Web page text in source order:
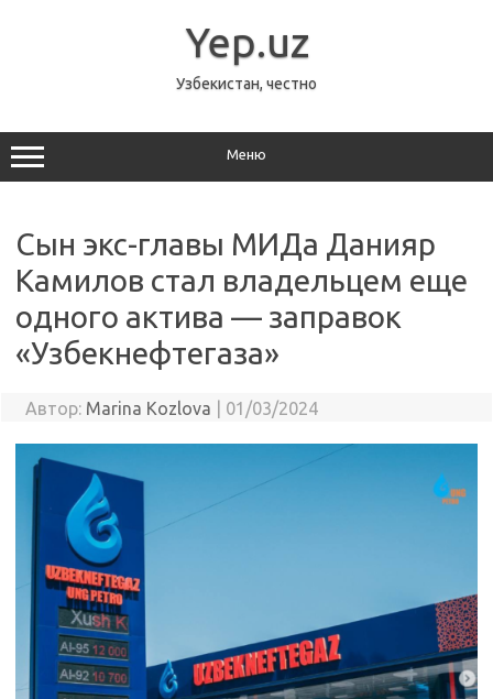
Yep.uz
Узбекистан, честно
Меню
Сын экс-главы МИДа Данияр
Камилов стал владельцем еще
одного актива — заправок
«Узбекнефтегаза»
Автор: Marina Kozlova 01/03/2024